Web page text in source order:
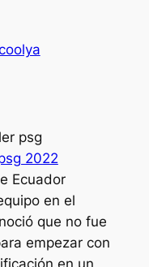
2022
Ecuador
en el
que no fue
empezar con